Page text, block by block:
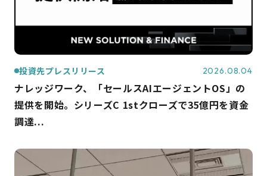
投資先プレスリリース 2026.08.04
ナレッジワーク、「セールスAIエージェントOS」の
提供を開始。シリーズC 1stクローズで35億円を資金
調達...